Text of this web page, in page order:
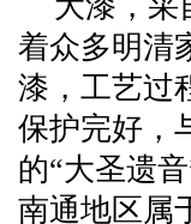
着众多明清
漆，工艺过
保护完好，
的“大圣遗
南通地区属